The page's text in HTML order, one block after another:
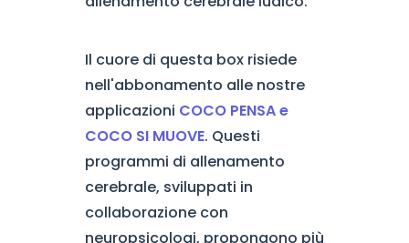
Il cuore di questa box risiede
nell'abbonamento alle nostre
applicazioni COCO PENSA e
COCO SI MUOVE. Questi
programmi di allenamento
cerebrale, sviluppati in
collaborazione con
neuropsicologi, propongono più